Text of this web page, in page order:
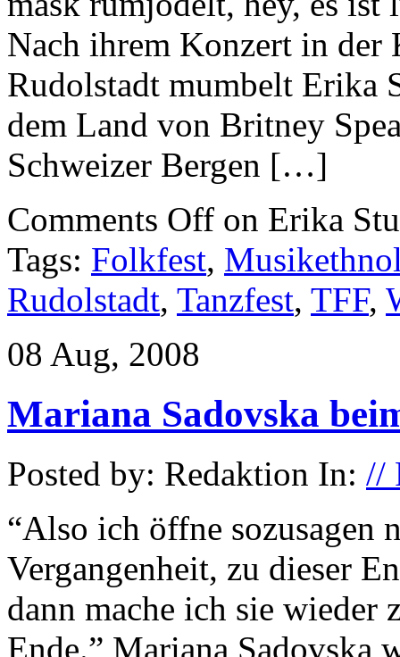
Nach ihrem Konzert in der
Rudolstadt mumbelt Erika
dem Land von Britney
Schweizer Bergen […]
Comments Off on Erika
Tags: Folkfest,
Rudolstadt, Tanzfest, TFF,
08 Aug, 2008
Mariana Sadovska
Posted by: Redaktion In: //
“Also ich öffne sozusagen
Vergangenheit, zu dieser
dann mache ich sie wieder
Ende.” Mariana Sadovska